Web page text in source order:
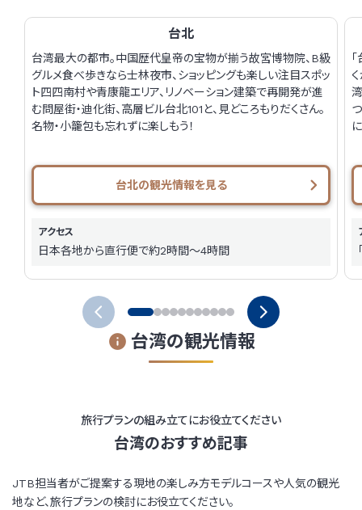
台北
台湾最大の都市。中国歴代皇帝の宝物が揃う故宮博物院、B級
グルメ食べ歩きなら士林夜市、ショッピングも楽しい注目スポッ
ト四四南村や青康龍エリア、リノベーション建築で再開発が進
む問屋街・迪化街、高層ビル台北101と、見どころもりだくさん。
名物・小籠包も忘れずに楽しもう！
台北の観光情報を見る
アクセス
日本各地から直行便で約2時間～4時間
台湾の観光情報
台湾のおすすめ記事
旅行プランの組み立てにお役立てください
JTB担当者がご提案する現地の楽しみ方モデルコースや人気の観光
地など、旅行プランの検討にお役立てください。